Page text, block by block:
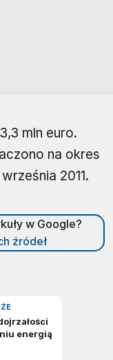
mln euro.
na okres
2011.
w Google?
źródeł